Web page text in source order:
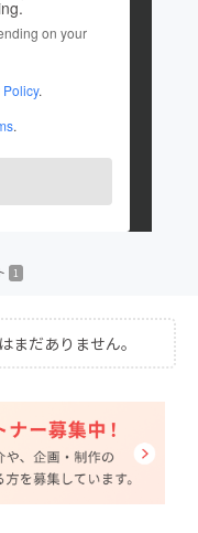
on your
Policy.
.
継承機構
ます
1
まだありません。